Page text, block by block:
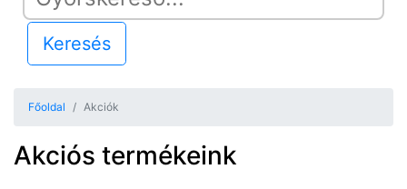
Keresés
Főoldal Akciók
Akciós termékeink